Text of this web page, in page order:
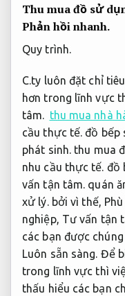
Thu mua đồ sử
Phản hồi nhanh.
Quy trình.
C.ty luôn đặt chỉ
hơn trong lĩnh vực
tâm. thu mua nhà
cầu thực tế. đồ bếp
phát sinh. thu mua
nhu cầu thực tế. đồ
vấn tận tâm. quán
xử lý.bởi vì thế,
nghiệp, Tư vấn tận
các bạn được
Luôn sẵn sàng. Để
trong lĩnh vực thì
thấu hiểu các bạn